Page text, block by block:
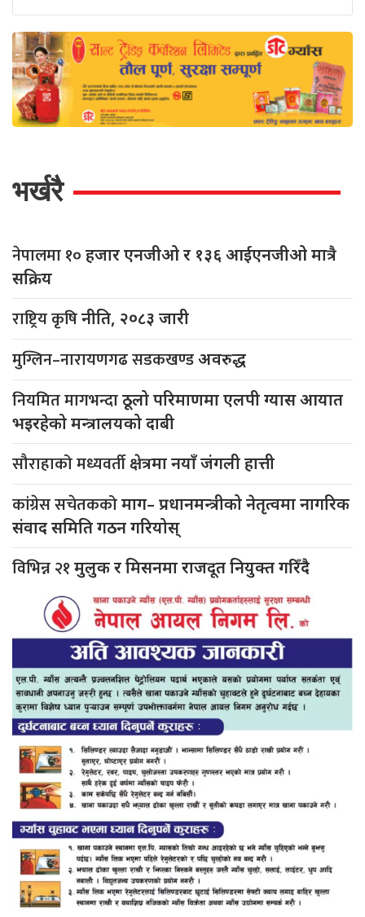
भर्खरै
नेपालमा १० हजार एनजीओ र १३६ आईएनजीओ मात्रै
सक्रिय
राष्ट्रिय कृषिनीति, २०८३ जारी
मुग्लिन–नारायणगढ सडकखण्डअवरुद्ध
नियमित मागभन्दाठूलो परिमाणमा एलपी ग्यास आयात
भइरहेको मन्त्रालयको दाबी
सौराहाको मध्यवर्तीक्षेत्रमा नयाँ जंगली हात्ती
कांग्रेस सचेतककोमाग– प्रधानमन्त्रीको नेतृत्वमा नागरिक
संवाद समिति गठन गरियोस्
विभिन्न २१मुलुक र मिसनमा राजदूत नियुक्त गरिँदै